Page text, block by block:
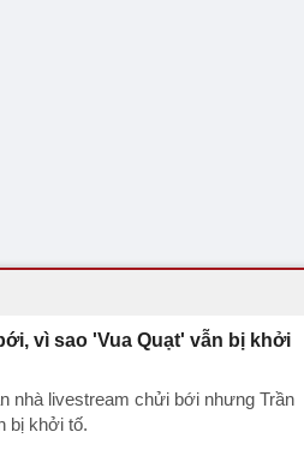
vì sao 'Vua Quạt' vẫn bị khởi
nhà livestream chửi bới nhưng Trần
bị khởi tố.